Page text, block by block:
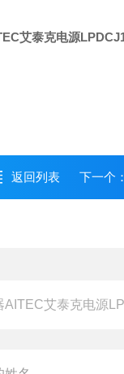
返回列表 下一个：